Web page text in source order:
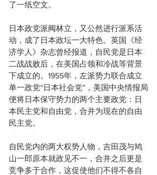
了一纸空文。
日本政党派阀林立，又公然进行派系活
动，成了日本政坛一大特色。英国《经
济学人》杂志曾经报道，自民党是日本
二战战败后，在美国占领和冷战等背景
下成立的。1955年，左派势力联合成立
单一政党“日本社会党”，美国中央情报局
便将日本保守势力的两个主要政党：日
本民主党和自由党，合并为现在的自由
民主党。
自民党内的两大权势人物，吉田茂与鸠
山一郎原本就政见不一，合并之后更是
竞争多于合作，这促使他们不得不各自